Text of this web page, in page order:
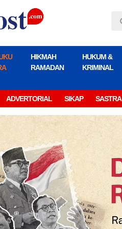
HIKMAH
RAMADAN
HUKUM &
KRIMINAL
ADVERTORIAL SIKAP SASTRA